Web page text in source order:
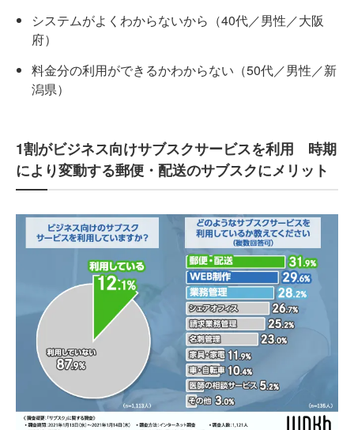
システムがよくわからないから（40代／男性／大阪
府）
料金分の利用ができるかわからない（50代／男性／新
潟県）
1割がビジネス向けサブスクサービスを利用 時期
により変動する郵便・配送のサブスクにメリット